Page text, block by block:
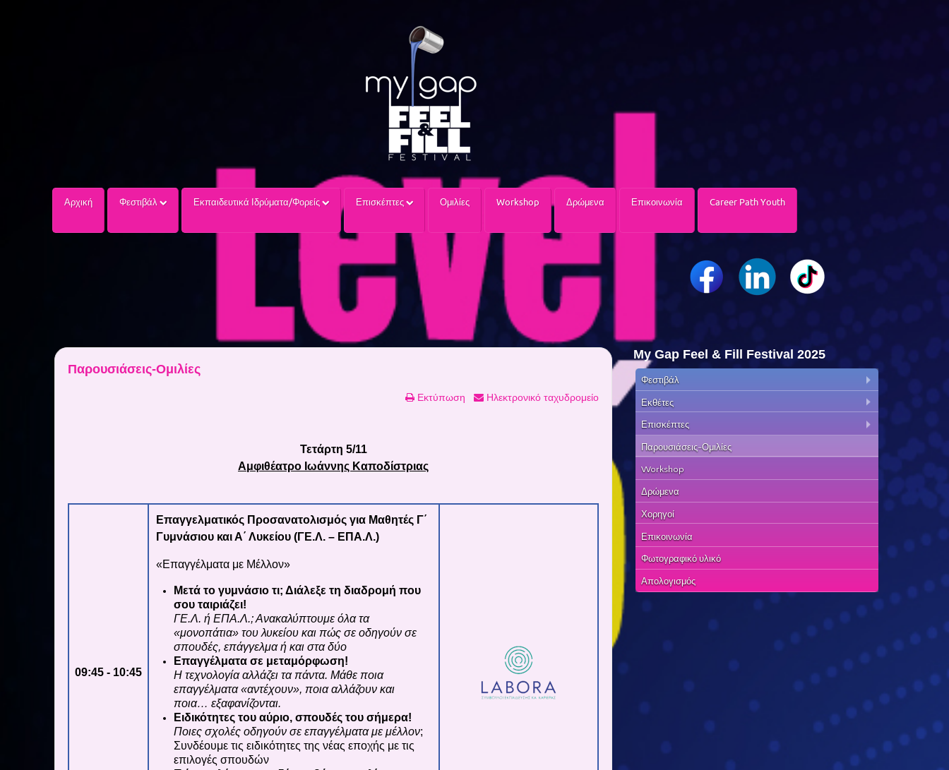
Αρχική Φεστιβάλ Εκπαιδευτικά Ιδρύματα/Φορείς Επισκέπτες Ομιλίες Workshop Δρώμενα Επικοινωνία Career Path Youth
Παρουσιάσεις-Ομιλίες
Εκτύπωση Ηλεκτρονικό ταχυδρομείο
Τετάρτη 5/11
Αμφιθέατρο Ιωάννης Καποδίστριας
09:45 - 10:45
Επαγγελματικός Προσανατολισμός για Μαθητές Γ΄
Γυμνάσιου και Α΄ Λυκείου (ΓΕ.Λ. – ΕΠΑ.Λ.)
«Επαγγέλματα με Μέλλον»
Μετά το γυμνάσιο τι; Διάλεξε τη διαδρομή που
σου ταιριάζει!
ΓΕ.Λ. ή ΕΠΑ.Λ.; Ανακαλύπτουμε όλα τα
«μονοπάτια» του λυκείου και πώς σε οδηγούν σε
σπουδές, επάγγελμα ή και στα δύο
Επαγγέλματα σε μεταμόρφωση!
Η τεχνολογία αλλάζει τα πάντα. Μάθε ποια
επαγγέλματα «αντέχουν», ποια αλλάζουν και
ποια… εξαφανίζονται.
Ειδικότητες του αύριο, σπουδές του σήμερα!
Ποιες σχολές οδηγούν σε επαγγέλματα με μέλλον;
Συνδέουμε τις ειδικότητες της νέας εποχής με τις
επιλογές σπουδών
My Gap Feel & Fill Festival 2025
Φεστιβάλ
Εκθέτες
Επισκέπτες
Παρουσιάσεις-Ομιλίες
Workshop
Δρώμενα
Χορηγοί
Επικοινωνία
Φωτογραφικό υλικό
Απολογισμός